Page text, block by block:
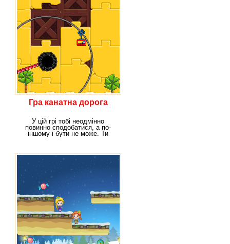
Гра канатна дорога
У цій грі тобі неодмінно
повинно сподобатися, а по-
іншому і бути не може. Ти